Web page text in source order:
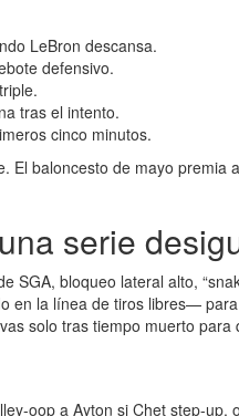
LeBron descansa.
defensivo.
tras el intento.
cinco minutos.
baloncesto de mayo
serie
SGA, bloqueo lateral alto,
la línea de tiros libres—
solo tras tiempo muerto
oop a Ayton si Chet step-